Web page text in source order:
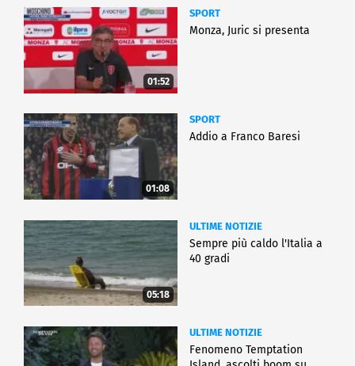
01:52
SPORT
Monza, Juric si presenta
01:08
SPORT
Addio a Franco Baresi
05:18
ULTIME NOTIZIE
Sempre più caldo l'Italia a
40 gradi
ULTIME NOTIZIE
Fenomeno Temptation